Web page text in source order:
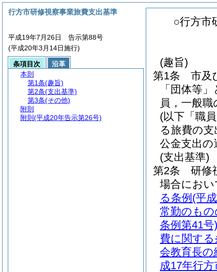
○行方市
(趣旨)
第1条
市及
「団体等
員，一般
(以下「職
る旅費の
公金支出
(支出基準)
第2条
研修
場合におい
る条例 (平
常勤のも
条例第41号)
費に関する
会教育長
成17年行
行方市研修視察事業旅費支出基準
平成19年7月26日 告示第88号
(平成20年3月14日施行)
条項目次
沿革
本則
第1条(趣旨)
第2条(支出基準)
第3条(その他)
附則
附則 (平成20年告示第26号)